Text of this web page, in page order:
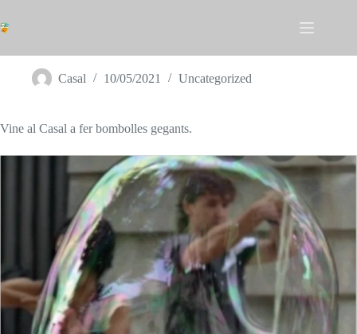
al
contingut
Casal 10/05/2021 Uncategorized
Vine al Casal a fer bombolles gegants.